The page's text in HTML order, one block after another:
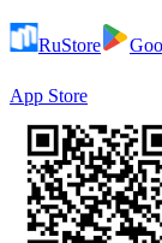
RuStore
App Store